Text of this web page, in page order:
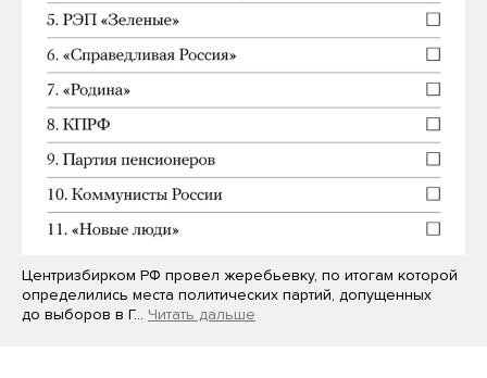
Центризбирком РФ провел жеребьевку, по итогам которой
определились места политических партий, допущенных
до выборов в Г… Читать дальше